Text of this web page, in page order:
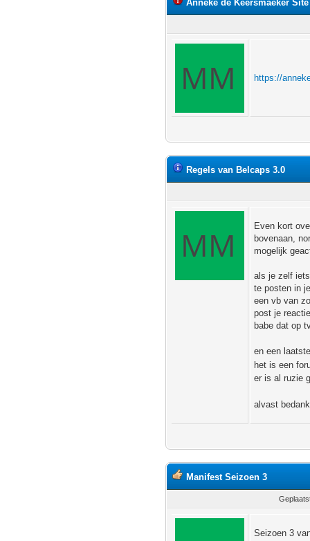
Anneke de Keersmaeker Site
https://
Regels van Belcaps 3.0
Even kort
bovenaan,
mogelijk
als je zelf
te posten in
een vb van
post je
babe dat op
en een
het is een
er is al ruzie
alvast
Manifest Seizoen 3
Seizoen 3